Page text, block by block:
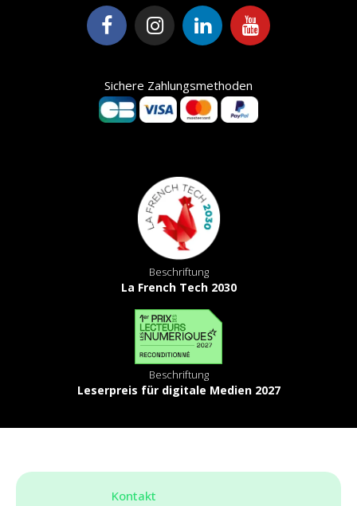
Sichere Zahlungsmethoden
Beschriftung
La French Tech 2030
Beschriftung
Leserpreis für digitale Medien 2027
Kontakt